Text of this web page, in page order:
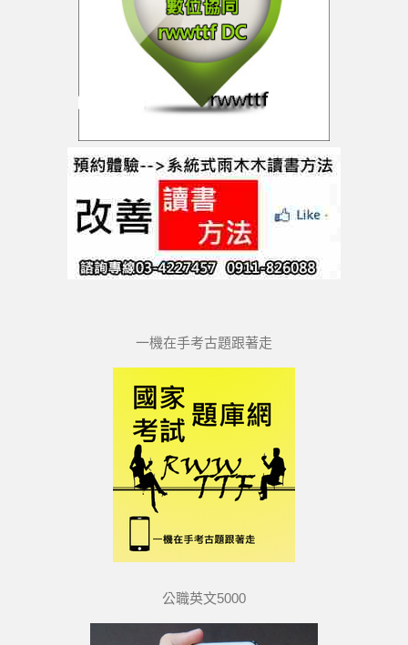
一機在手考古題跟著走
公職英文5000